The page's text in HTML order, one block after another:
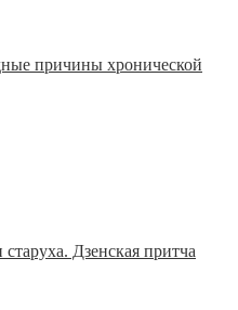
причины хронической
старуха. Дзенская притча